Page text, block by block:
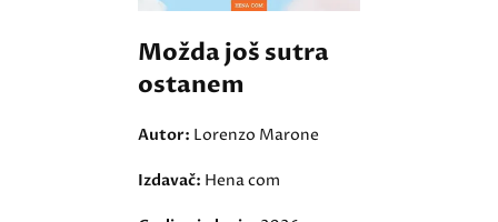
Možda još sutra
ostanem
Autor: Lorenzo Marone
Izdavač: Hena com